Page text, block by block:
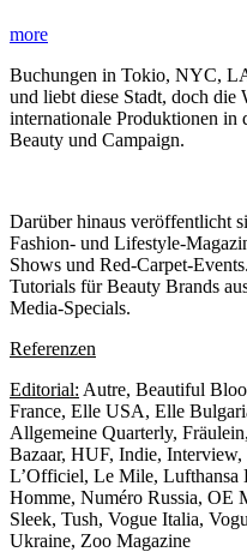
more
Buchungen in Tokio, NYC,
und liebt diese Stadt, doch die
internationale Produktionen in
Beauty und Campaign.
Darüber hinaus veröffentlicht
Fashion- und Lifestyle-
Shows und Red-Carpet-
Tutorials für Beauty Brands
Media-Specials.
Referenzen
Editorial: Autre, Beautiful
France, Elle USA, Elle
Allgemeine Quarterly,
Bazaar, HUF, Indie,
L’Officiel, Le Mile, Lufthansa
Homme, Numéro Russia, OE
Sleek, Tush, Vogue Italia,
Ukraine, Zoo Magazine